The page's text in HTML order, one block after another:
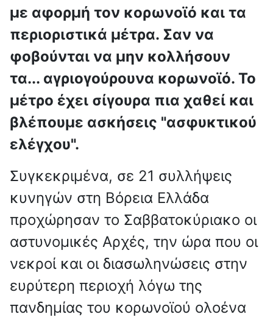
με αφορμή τον κορωνοϊό και τα
περιοριστικά μέτρα. Σαν να
φοβούνται να μην κολλήσουν
τα... αγριογούρουνα κορωνοϊό. Το
μέτρο έχει σίγουρα πια χαθεί και
βλέπουμε ασκήσεις "ασφυκτικού
ελέγχου".
Συγκεκριμένα, σε 21 συλλήψεις
κυνηγών στη Βόρεια Ελλάδα
προχώρησαν το Σαββατοκύριακο οι
αστυνομικές Αρχές, την ώρα που οι
νεκροί και οι διασωληνώσεις στην
ευρύτερη περιοχή λόγω της
πανδημίας του κορωνοϊού ολοένα